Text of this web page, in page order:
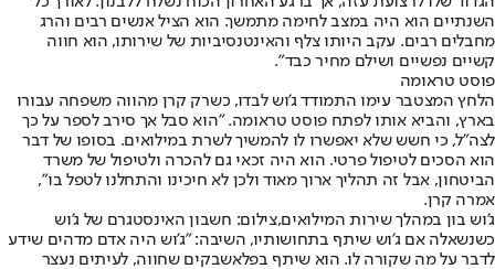
השנתיים הוא היה במצב לחימה מתמשך. הוא הציל אנשים רבים והרג
מחבלים רבים. עקב היותו צלף והאינטנסיביות של שירותו, הוא חווה
קשיים נפשיים ושילם מחיר כבד".
פוסט טראומה
הלחץ המצטבר עימו התמודד ג'וש לבדו, כשרק קרן מהווה משפחה עבורו
בארץ, והביא אותו לפתח פוסט טראומה. "הוא סבל אך סירב לספר על כך
לצה"ל, כי חשש שלא יאפשרו לו להמשיך לשרת במילואים. בסופו של דבר
הוא הסכים לטיפול פרטי. הוא היה זכאי גם להכרה ולטיפול של משרד
הביטחון, אבל זה תהליך ארוך מאוד ולכן לא חיכינו והתחלנו לטפל בו",
אמרה קרן.
ג'וש בון במהלך שירות המילואים,צילום: חשבון האינסטגרם של ג'וש
כשנשאלה אם ג'וש שיתף בתחושותיו, השיבה: "ג'וש היה אדם מדהים שידע
לדבר על מה שקורה לו. הוא שיתף בפלאשבקים שחווה, לעיתים נעצר